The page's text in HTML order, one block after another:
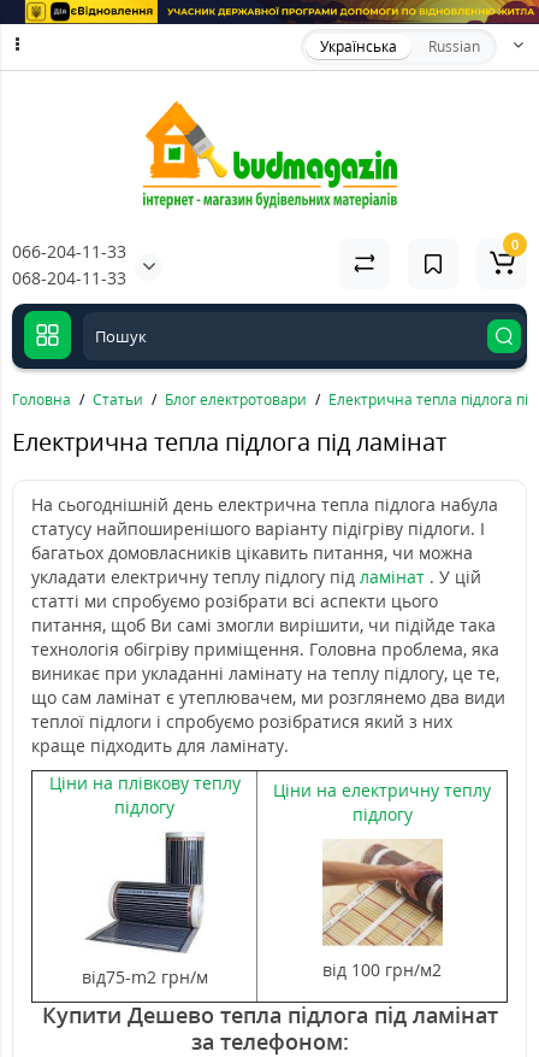
Українська Russian
066-204-11-33
068-204-11-33
0
Головна Статьи Блог електротовари Електрична тепла підлога
Електрична тепла підлога під ламінат
На сьогоднішній день електрична тепла підлога набула
статусу найпоширенішого варіанту підігріву підлоги. І
багатьох домовласників цікавить питання, чи можна
укладати електричну теплу підлогу під ламінат . У цій
статті ми спробуємо розібрати всі аспекти цього
питання, щоб Ви самі змогли вирішити, чи підійде така
технологія обігріву приміщення. Головна проблема, яка
виникає при укладанні ламінату на теплу підлогу, це те,
що сам ламінат є утеплювачем, ми розглянемо два види
теплої підлоги і спробуємо розібратися який з них
краще підходить для ламінату.
Ціни на плівкову теплу
підлогу
від75-m2 грн/м
Ціни на електричну теплу
підлогу
від 100 грн/м2
Купити Дешево тепла підлога під ламінат
за телефоном: